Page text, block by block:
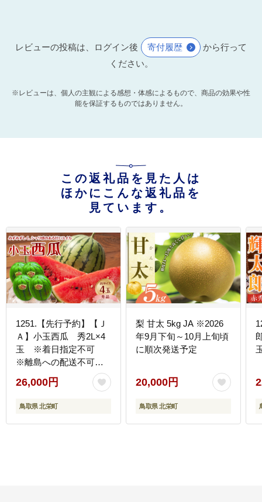
レビューの投稿は、ログイン後 寄付履歴
から行って
ください。
※レビューは、個人の主観による感想・体感によるもので、商品の効果や性
能を保証するものではありません。
この返礼品を見た人は
ほかにこんな返礼品を
見ています。
1251.【先行予約】【Ｊ
Ａ】小玉西瓜 秀2L×4
玉 ※着日指定不可
※離島への配送不可
※2026年9月初旬頃～9
月下旬頃に順次発送予
定
26,000円
鳥取県 北栄町
梨 甘太 5kg JA ※2026
年9月下旬～10月上旬頃
に順次発送予定
20,000円
鳥取県 北栄町